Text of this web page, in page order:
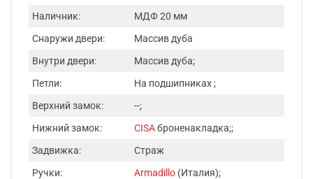
Наличник:
МДФ 20 мм
Снаружи двери:
Массив дуба
Внутри двери:
Массив дуба;
Петли:
На подшипниках ;
Верхний замок:
--;
Нижний замок:
CISAброненакладка;;
Задвижка:
Страж
Ручки:
Armadillo (Италия);